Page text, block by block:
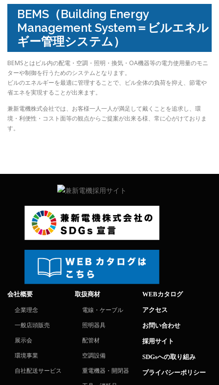
BEMS（Building Energy
Management System＝ビルエネル
ギー管理システム）
BEMSとはビル内の配電・空調・照明・換気・OA機器等の電力使用量のモニ
ターや制御を行うためのシステムとなります。
ビルのエネルギーを最適に管理することで、ビル全体の負荷を抑え、節電や
省エネを実現することが出来ます。
兼新電機株式会社では、お客様一人一人が満足して戴くことを追求し、環
境・利便性・コスト面等の観点からご提案が出来る様、常に心がけておりま
す。
会社概要
企業理念
一般店頭販売
展示会
環境事業
自社配送サービス
取扱商材
電線・ケーブル
照明器具
配管材
空調設備
重電機器・開閉器
WEBカタログ
アクセス
お問い合わせ
採用サイト
SDGsへの取り組み
プライバシーポリシー